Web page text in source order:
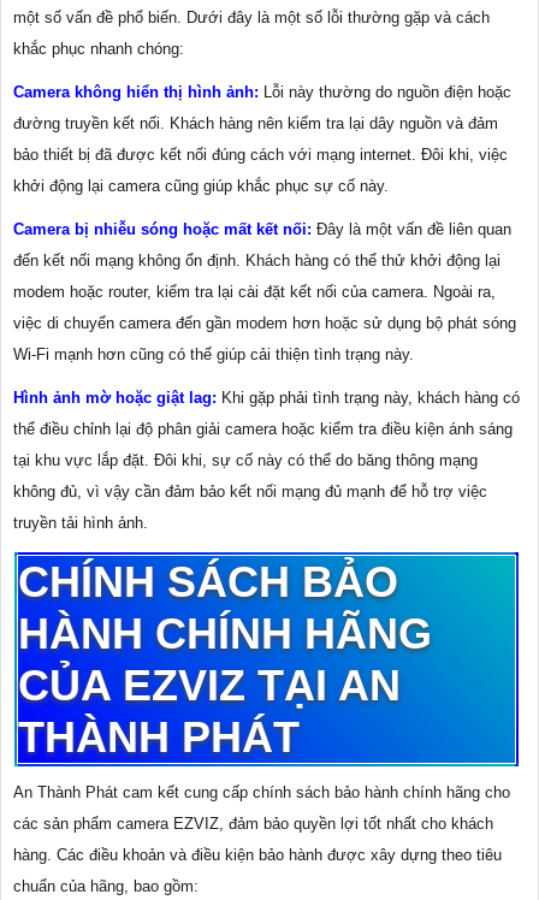
một số vấn đề phổ biến. Dưới đây là một số lỗi thường gặp và cách
khắc phục nhanh chóng:
Camera không hiển thị hình ảnh: Lỗi này thường do nguồn điện hoặc
đường truyền kết nối. Khách hàng nên kiểm tra lại dây nguồn và đảm
bảo thiết bị đã được kết nối đúng cách với mạng internet. Đôi khi, việc
khởi động lại camera cũng giúp khắc phục sự cố này.
Camera bị nhiễu sóng hoặc mất kết nối: Đây là một vấn đề liên quan
đến kết nối mạng không ổn định. Khách hàng có thể thử khởi động lại
modem hoặc router, kiểm tra lại cài đặt kết nối của camera. Ngoài ra,
việc di chuyển camera đến gần modem hơn hoặc sử dụng bộ phát sóng
Wi-Fi mạnh hơn cũng có thể giúp cải thiện tình trạng này.
Hình ảnh mờ hoặc giật lag: Khi gặp phải tình trạng này, khách hàng có
thể điều chỉnh lại độ phân giải camera hoặc kiểm tra điều kiện ánh sáng
tại khu vực lắp đặt. Đôi khi, sự cố này có thể do băng thông mạng
không đủ, vì vậy cần đảm bảo kết nối mạng đủ mạnh để hỗ trợ việc
truyền tải hình ảnh.
CHÍNH SÁCH BẢO
HÀNH CHÍNH HÃNG
CỦA EZVIZ TẠI AN
THÀNH PHÁT
An Thành Phát cam kết cung cấp chính sách bảo hành chính hãng cho
các sản phẩm camera EZVIZ, đảm bảo quyền lợi tốt nhất cho khách
hàng. Các điều khoản và điều kiện bảo hành được xây dựng theo tiêu
chuẩn của hãng, bao gồm: